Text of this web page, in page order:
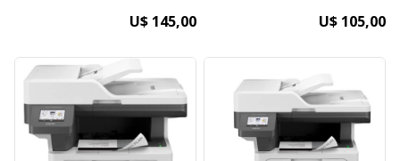
U$ 145,00 U$ 105,00